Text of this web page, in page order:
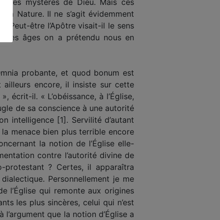
Nature. Il ne s’agit évidemment
Peut-être l’Apôtre visait-il le sens
des âges on a prétendu nous en
probante, et quod bonum est
encore, il insiste sur cette
écrit-il. « L’obéissance, à l’Église,
de sa conscience à une autorité
intelligence [1]. Servilité d’autant
menace bien plus terrible encore
la notion de l’Église elle-
contre l’autorité divine de
protestant ? Certes, il apparaîtra
Personnellement je me
l’Église qui remonte aux origines
les plus sincères, celui qui n’est
que la notion d’Église a